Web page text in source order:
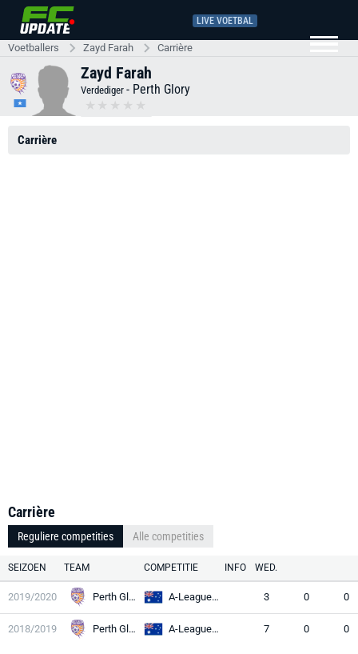
LIVE VOETBAL
Voetballers Zayd Farah Carrière
Zayd Farah
Verdediger - Perth Glory
Carrière
Carrière
Reguliere competities Alle competities
SEIZOEN TEAM COMPETITIE INFO WED.
2019/2020 Perth Glory A-League Youth 3 0 0
2018/2019 Perth Glory A-League Youth 7 0 0